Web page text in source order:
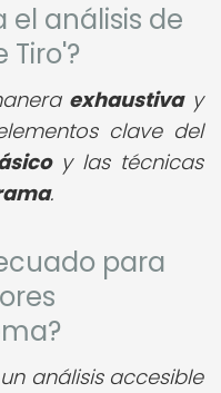
el análisis de
Tiro'?
exhaustivay
clave del
y las técnicas
.
para
análisis accesible